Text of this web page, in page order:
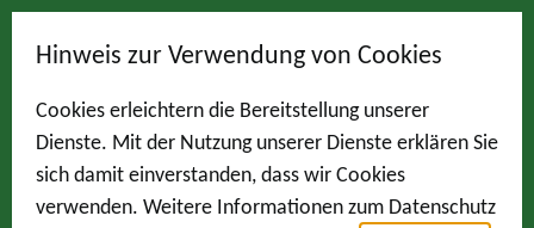
Hinweis zur Verwendung von Cookies
Cookies erleichtern die Bereitstellung unserer
Dienste. Mit der Nutzung unserer Dienste erklären Sie
sich damit einverstanden, dass wir Cookies
verwenden. Weitere Informationen zum Datenschutz